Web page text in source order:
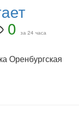
0 за 24 часа
Оренбургская